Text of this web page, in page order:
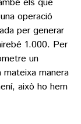
operació
per generar
1.000. Per
un
manera
això ho hem